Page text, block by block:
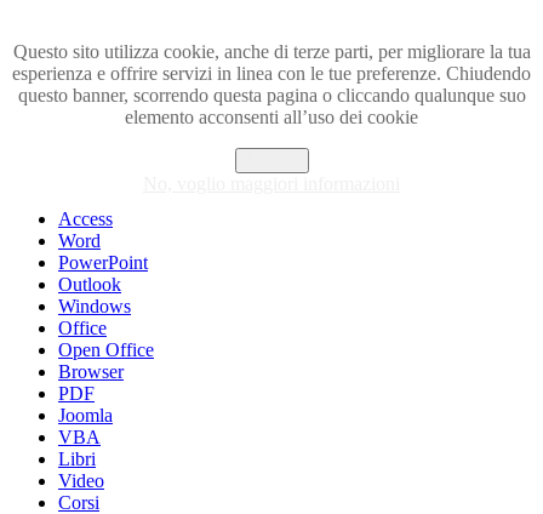
Questo sito utilizza cookie, anche di terze parti, per migliorare la tua
esperienza e offrire servizi in linea con le tue preferenze. Chiudendo
questo banner, scorrendo questa pagina o cliccando qualunque suo
elemento acconsenti all’uso dei cookie
Visita i forum di SOS-OFFICE
Access
Word
PowerPoint
Outlook
Windows
Office
Open Office
Browser
PDF
Joomla
VBA
Libri
Video
Corsi